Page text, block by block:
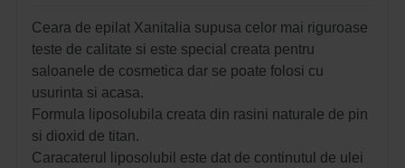
Ceara de epilat Xanitalia supusa celor mai riguroase
teste de calitate si este special creata pentru
saloanele de cosmetica dar se poate folosi cu
usurinta si acasa.
Formula liposolubila creata din rasini naturale de pin
si dioxid de titan.
Caracaterul liposolubil este dat de continutul de ulei